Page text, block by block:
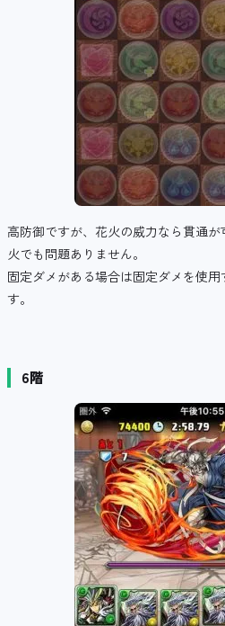
高防御ですが、花火の威力なら貫通
火でも問題ありません。
固定ダメがある場合は固定ダメを使
す。
6階